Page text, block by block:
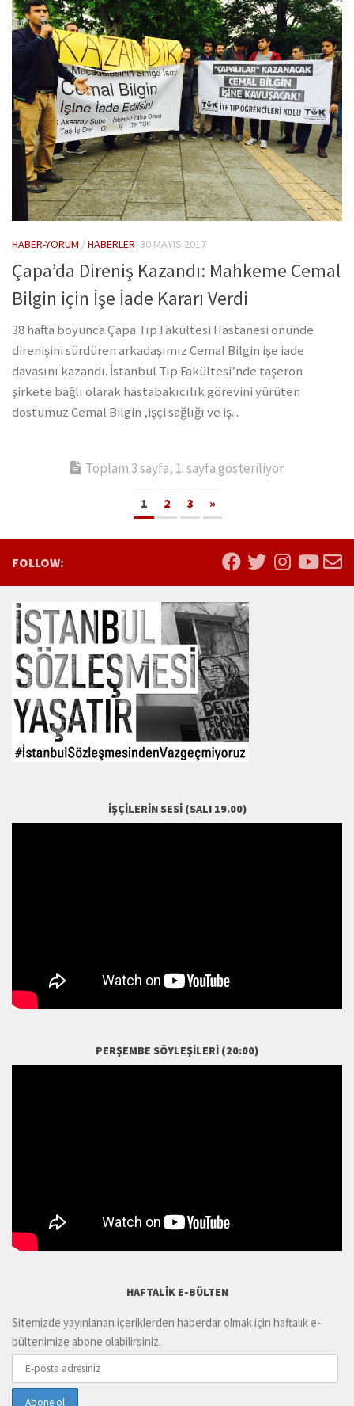
HABER-YORUM /HABERLER 30 MAYIS 2017
Çapa’da Direniş Kazandı: Mahkeme Cemal
Bilgin için İşe İade Kararı Verdi
38 hafta boyunca Çapa Tıp Fakültesi Hastanesi önünde
direnişini sürdüren arkadaşımız Cemal Bilgin işe iade
davasını kazandı. İstanbul Tıp Fakültesi’nde taşeron
şirkete bağlı olarak hastabakıcılık görevini yürüten
dostumuz Cemal Bilgin ,işçi sağlığı ve iş...
Toplam 3 sayfa, 1. sayfa gösteriliyor.
1 2 3 »
FOLLOW:
İŞÇILERIN SESI (SALI 19.00)
PERŞEMBE SÖYLEŞILERI (20:00)
HAFTALIK E-BÜLTEN
Sitemizde yayınlanan içeriklerden haberdar olmak için haftalık e-
bültenimize abone olabilirsiniz.